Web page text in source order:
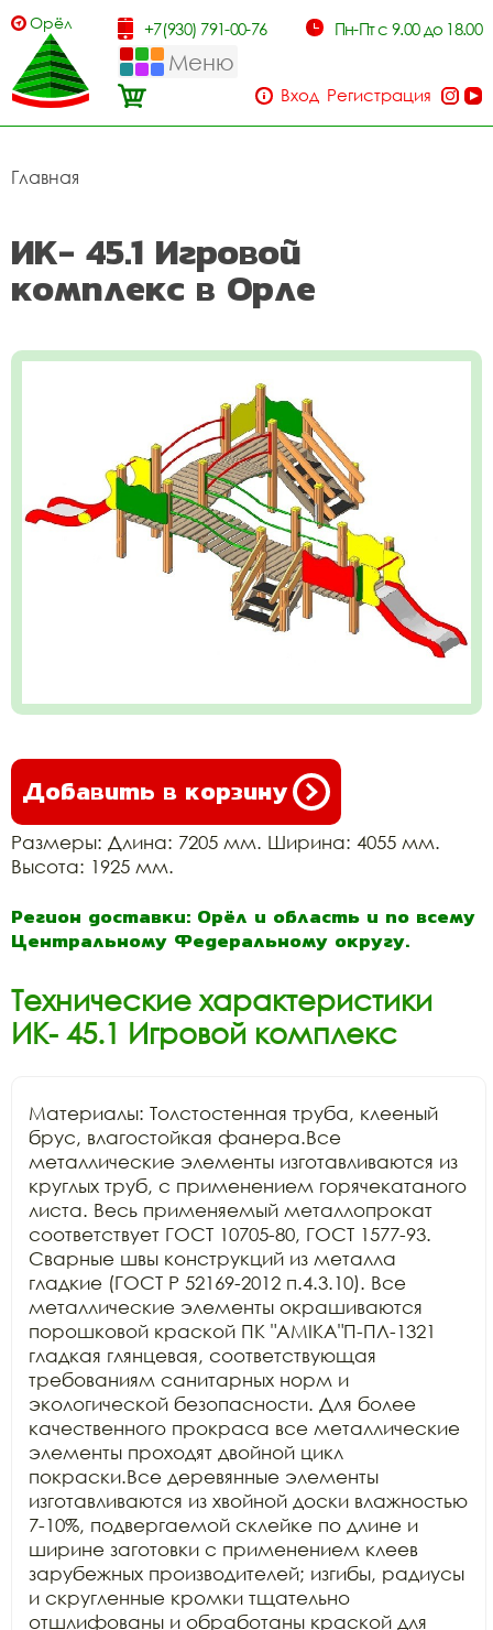
Орёл +7(930) 791-00-76 Пн-Пт с 9.00 до 18.00
Меню
Вход Регистрация
Главная
ИК- 45.1 Игровой
комплекс в Орле
Добавить в корзину
Размеры: Длина: 7205 мм. Ширина: 4055 мм.
Высота: 1925 мм.
Регион доставки: Орёл и область и по всему
Центральному Федеральному округу.
Технические характеристики
ИК- 45.1 Игровой комплекс
Материалы: Толстостенная труба, клееный
брус, влагостойкая фанера.Все
металлические элементы изготавливаются из
круглых труб, с применением горячекатаного
листа. Весь применяемый металлопрокат
соответствует ГОСТ 10705-80, ГОСТ 1577-93.
Сварные швы конструкций из металла
гладкие (ГОСТ Р 52169-2012 п.4.3.10). Все
металлические элементы окрашиваются
порошковой краской ПК "АМIKA"П-ПЛ-1321
гладкая глянцевая, соответствующая
требованиям санитарных норм и
экологической безопасности. Для более
качественного прокраса все металлические
элементы проходят двойной цикл
покраски.Все деревянные элементы
изготавливаются из хвойной доски влажностью
7-10%, подвергаемой склейке по длине и
ширине заготовки с применением клеев
зарубежных производителей; изгибы, радиусы
и скругленные кромки тщательно
отшлифованы и обработаны краской для